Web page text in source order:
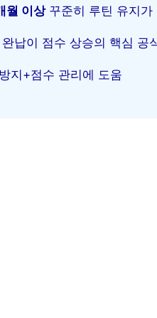
월 이상꾸준히 루틴 유지가
납이 점수 상승의 핵심 공
지+점수 관리에 도움